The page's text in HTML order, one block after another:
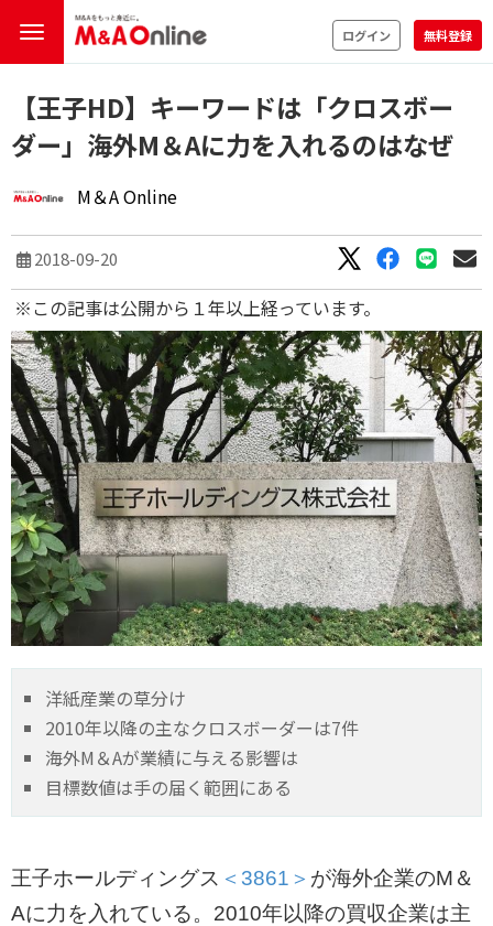
ログイン 無料登録
【王子HD】キーワードは「クロスボー
ダー」海外M＆Aに力を入れるのはなぜ
M＆A Online
2018-09-20
※この記事は公開から１年以上経っています。
洋紙産業の草分け
2010年以降の主なクロスボーダーは7件
海外M＆Aが業績に与える影響は
目標数値は手の届く範囲にある
王子ホールディングス ＜3861＞ が海外企業のM＆
Aに力を入れている。2010年以降の買収企業は主